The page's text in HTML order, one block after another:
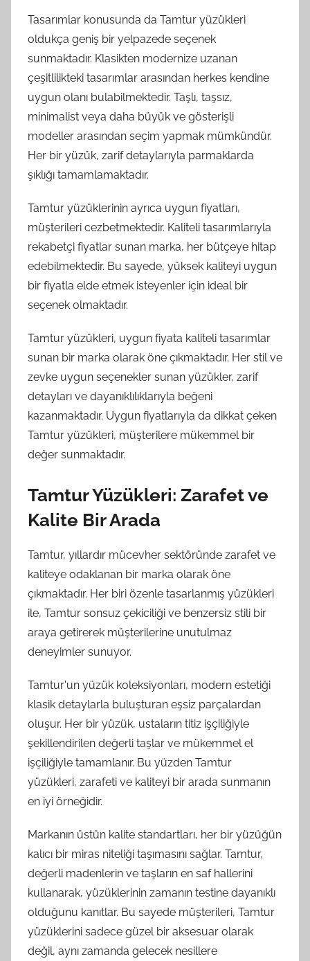
Tasarımlar konusunda da Tamtur yüzükleri
oldukça geniş bir yelpazede seçenek
sunmaktadır. Klasikten modernize uzanan
çeşitlilikteki tasarımlar arasından herkes kendine
uygun olanı bulabilmektedir. Taşlı, taşsız,
minimalist veya daha büyük ve gösterişli
modeller arasından seçim yapmak mümkündür.
Her bir yüzük, zarif detaylarıyla parmaklarda
şıklığı tamamlamaktadır.
Tamtur yüzüklerinin ayrıca uygun fiyatları,
müşterileri cezbetmektedir. Kaliteli tasarımlarıyla
rekabetçi fiyatlar sunan marka, her bütçeye hitap
edebilmektedir. Bu sayede, yüksek kaliteyi uygun
bir fiyatla elde etmek isteyenler için ideal bir
seçenek olmaktadır.
Tamtur yüzükleri, uygun fiyata kaliteli tasarımlar
sunan bir marka olarak öne çıkmaktadır. Her stil ve
zevke uygun seçenekler sunan yüzükler, zarif
detayları ve dayanıklılıklarıyla beğeni
kazanmaktadır. Uygun fiyatlarıyla da dikkat çeken
Tamtur yüzükleri, müşterilere mükemmel bir
değer sunmaktadır.
Tamtur Yüzükleri: Zarafet ve
Kalite Bir Arada
Tamtur, yıllardır mücevher sektöründe zarafet ve
kaliteye odaklanan bir marka olarak öne
çıkmaktadır. Her biri özenle tasarlanmış yüzükleri
ile, Tamtur sonsuz çekiciliği ve benzersiz stili bir
araya getirerek müşterilerine unutulmaz
deneyimler sunuyor.
Tamtur'un yüzük koleksiyonları, modern estetiği
klasik detaylarla buluşturan eşsiz parçalardan
oluşur. Her bir yüzük, ustaların titiz işçiliğiyle
şekillendirilen değerli taşlar ve mükemmel el
işçiliğiyle tamamlanır. Bu yüzden Tamtur
yüzükleri, zarafeti ve kaliteyi bir arada sunmanın
en iyi örneğidir.
Markanın üstün kalite standartları, her bir yüzüğün
kalıcı bir miras niteliği taşımasını sağlar. Tamtur,
değerli madenlerin ve taşların en saf hallerini
kullanarak, yüzüklerinin zamanın testine dayanıklı
olduğunu kanıtlar. Bu sayede müşterileri, Tamtur
yüzüklerini sadece güzel bir aksesuar olarak
değil, aynı zamanda gelecek nesillere